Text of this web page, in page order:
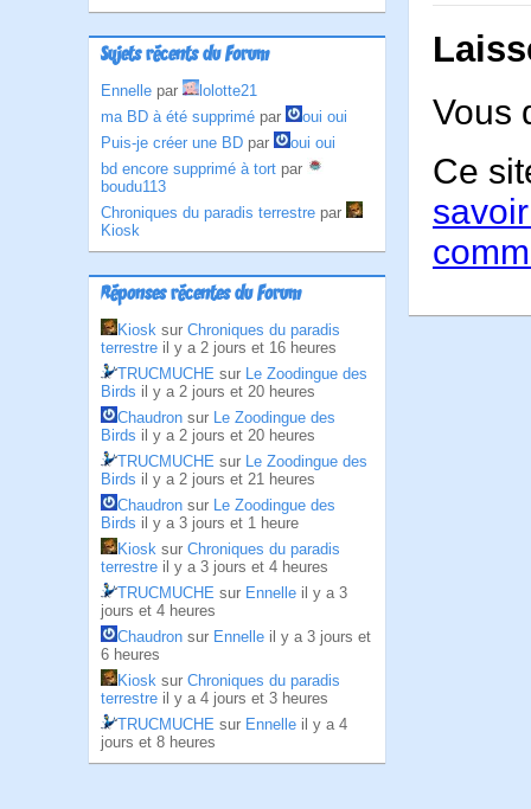
Sujets récents du Forum
Ennelle par
lolotte21
ma BD à été supprimé par
oui oui
Puis-je créer une BD par
oui oui
bd encore supprimé à tort par
boudu113
Chroniques du paradis terrestre par
Kiosk
Réponses récentes du Forum
Kiosk sur Chroniques du paradis
terrestre il y a 2 jours et 16 heures
TRUCMUCHE sur Le Zoodingue des
Birds il y a 2 jours et 20 heures
Chaudron sur Le Zoodingue des
Birds il y a 2 jours et 20 heures
TRUCMUCHE sur Le Zoodingue des
Birds il y a 2 jours et 21 heures
Chaudron sur Le Zoodingue des
Birds il y a 3 jours et 1 heure
Kiosk sur Chroniques du paradis
terrestre il y a 3 jours et 4 heures
TRUCMUCHE sur Ennelle il y a 3
jours et 4 heures
Chaudron sur Ennelle il y a 3 jours et
6 heures
Kiosk sur Chroniques du paradis
terrestre il y a 4 jours et 3 heures
TRUCMUCHE sur Ennelle il y a 4
jours et 8 heures
Vous
Ce